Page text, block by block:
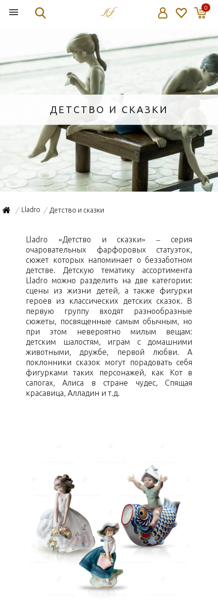
0
ДЕТСТВО И СКАЗКИ
/ Lladro / Детство и сказки
Lladro «Детство и сказки» – серия
очаровательных фарфоровых статуэток,
сюжет которых напоминает о беззаботном
детстве. Детскую тематику ассортимента
Lladro можно разделить на две категории:
сцены из жизни детей, а также фигурки
героев из классических детских сказок. В
первую группу входят разнообразные
сюжеты, посвященные самым обычным, но
при этом невероятно милым вещам:
детским шалостям, играм с домашними
животными, дружбе, первой любви. А
поклонники сказок могут порадовать себя
фигурками таких персонажей, как Кот в
сапогах, Алиса в стране чудес, Спящая
красавица, Алладин и т.д.